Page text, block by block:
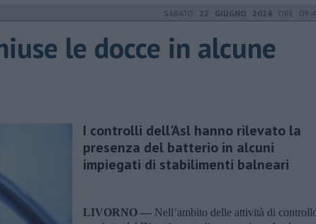
SABATO 22 GIUGNO 2024 ORE
le docce in alcune
I controlli dell'Asl hanno rilevato la
presenza del batterio in alcuni
impiegati di stabilimenti balneari
LIVORNO — Nell’ambito delle attività di